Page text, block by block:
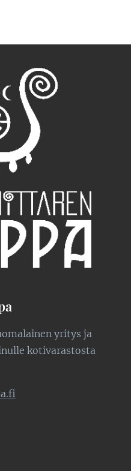
yritys ja
kotivarastosta